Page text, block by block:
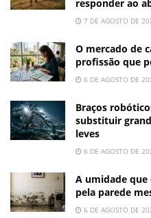
responder ao
7 DE AGOSTO DE
O mercado de
profissão que
6 DE AGOSTO DE
Braços
substituir
leves
6 DE AGOSTO DE
A umidade
pela parede
6 DE AGOSTO DE